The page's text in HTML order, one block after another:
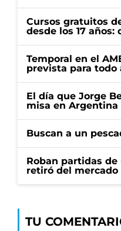
Cursos gratuitos
desde los 17 años:
Temporal en el
prevista para todo
El día que Jorge
misa en Argentina
Buscan a un
Roban partidas
retiró del mercado
TU